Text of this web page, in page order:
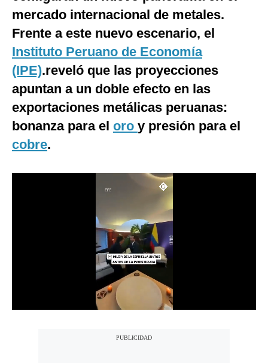
Tecnología
Club del Suscriptor
Mix
G de Gestión
Notas Contratadas
Podcast
mercado internacional de metales.
Frente a este nuevo escenario, el
Instituto Peruano de Economía
(IPE).reveló que las proyecciones
apuntan a un doble efecto en las
exportaciones metálicas peruanas:
bonanza para el oro y presión para el
cobre.